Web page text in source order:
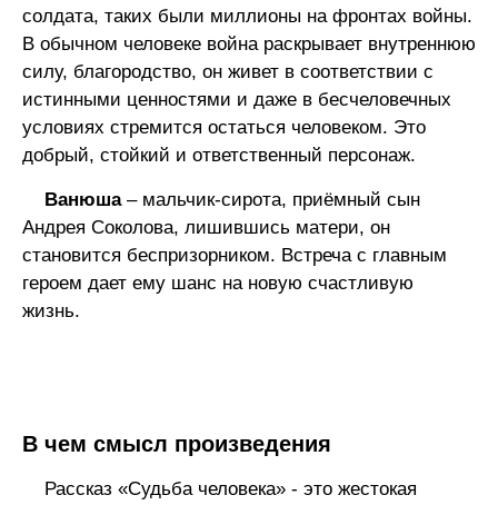
солдата, таких были миллионы на фронтах войны.
В обычном человеке война раскрывает внутреннюю
силу, благородство, он живет в соответствии с
истинными ценностями и даже в бесчеловечных
условиях стремится остаться человеком. Это
добрый, стойкий и ответственный персонаж.
Ванюша– мальчик-сирота, приёмный сын
Андрея Соколова, лишившись матери, он
становится беспризорником. Встреча с главным
героем дает ему шанс на новую счастливую
жизнь.
В чем смысл произведения
Рассказ «Судьба человека» - это жестокая